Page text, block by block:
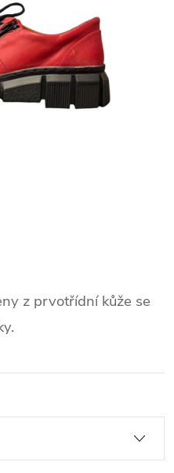
z prvotřídní kůže se